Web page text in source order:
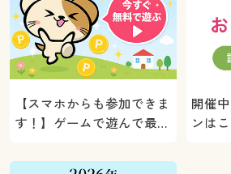
【スマホからも参加できま
す！】ゲームで遊んで最大
ト！
開催
ンは